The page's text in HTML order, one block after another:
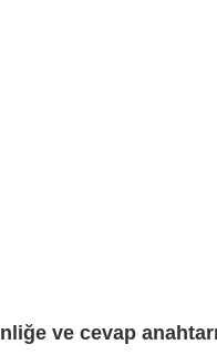
ve cevap